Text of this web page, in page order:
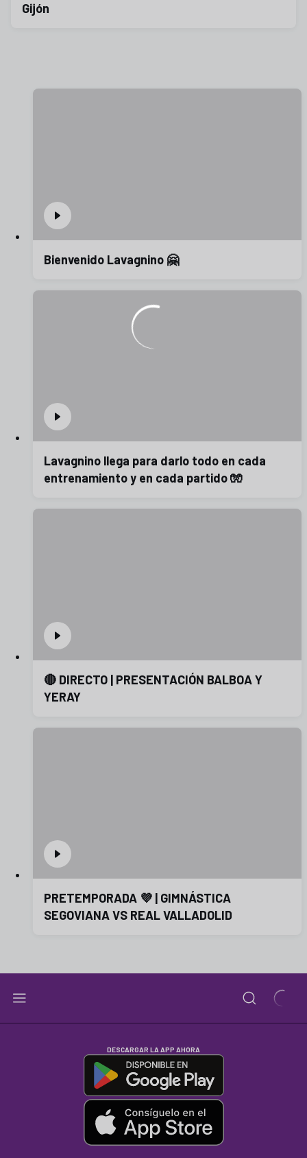
Gijón
Bienvenido Lavagnino 🤗
Lavagnino llega para darlo todo en cada
entrenamiento y en cada partido 🧤
🔴 DIRECTO | PRESENTACIÓN BALBOA Y
YERAY
PRETEMPORADA 💜 | GIMNÁSTICA
SEGOVIANA VS REAL VALLADOLID
DESCARGAR LA APP AHORA